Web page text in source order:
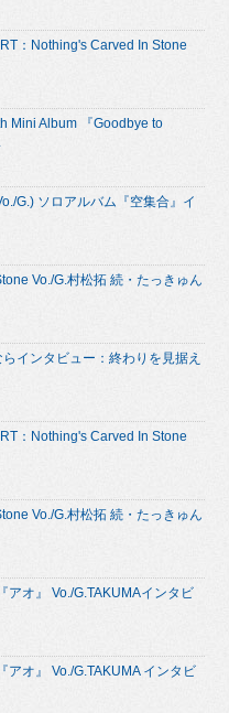
：Nothing's Carved In Stone
Mini Album 『Goodbye to
G.) ソロアルバム『空集合』イ
Vo./G.村松拓 続・たっきゅん
インタビュー：終わりを見据え
：Nothing's Carved In Stone
Vo./G.村松拓 続・たっきゅん
アオ』 Vo./G.TAKUMAインタビ
アオ』 Vo./G.TAKUMA インタビ